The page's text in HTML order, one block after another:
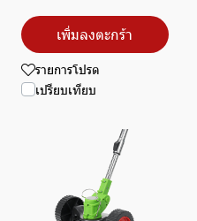
เพิ่มลงตะกร้า
รายการโปรด
เปรียบเทียบ